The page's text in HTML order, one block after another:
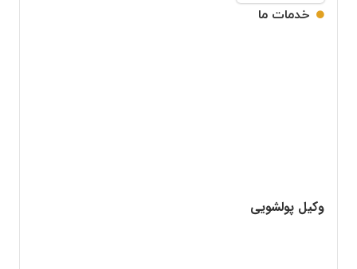
خدمات ما
وکیل پولشویی